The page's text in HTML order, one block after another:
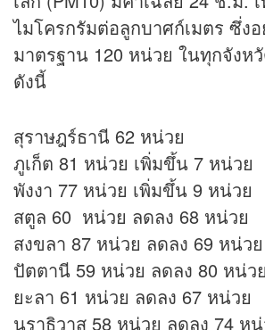
ไมโครกรัมต่อลูกบาศก์เมตร ซึ่ง
มาตรฐาน 120 หน่วย ในทุกจังห
ดังนี้
สุราษฎร์ธานี 62 หน่วย
ภูเก็ต 81 หน่วย เพิ่มขึ้น 7 หน่วย
พังงา 77 หน่วย เพิ่มขึ้น 9 หน่วย
สตูล 60 หน่วย ลดลง 68 หน่วย
สงขลา 87 หน่วย ลดลง 69 หน่วย
ปัตตานี 59 หน่วย ลดลง 80 หน่วย
ยะลา 61 หน่วย ลดลง 67 หน่วย
นราธิวาส 58 หน่วย ลดลง 74 ห